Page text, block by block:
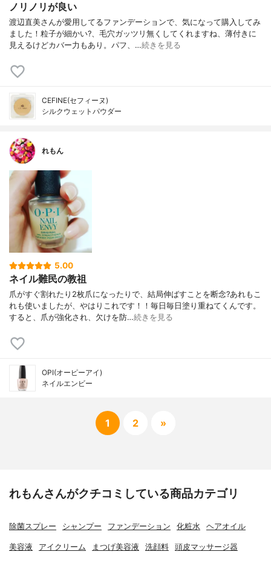
ノリノリが良い
渡辺直美さんが愛用してるファンデーションで、気になって購入してみ
ました！粒子が細かい?、毛穴ガッツリ無くしてくれますね、薄付きに
見えるけどカバー力もあり。パフ、…続きを見る
CEFINE(セフィーヌ)
シルクウェットパウダー
れもん
5.00
ネイル難民の教祖
爪がすぐ割れたり2枚爪になったりで、結局伸ばすことを断念?あれもこ
れも使いましたが、やはりこれです！！毎日毎日塗り重ねてくんです。
すると、爪が強化され、欠けを防…続きを見る
OPI(オーピーアイ)
ネイルエンビー
1 2 »
れもんさんがクチコミしている商品カテゴリ
除菌スプレー シャンプー ファンデーション 化粧水 ヘアオイル
美容液 アイクリーム まつげ美容液 洗顔料 頭皮マッサージ器